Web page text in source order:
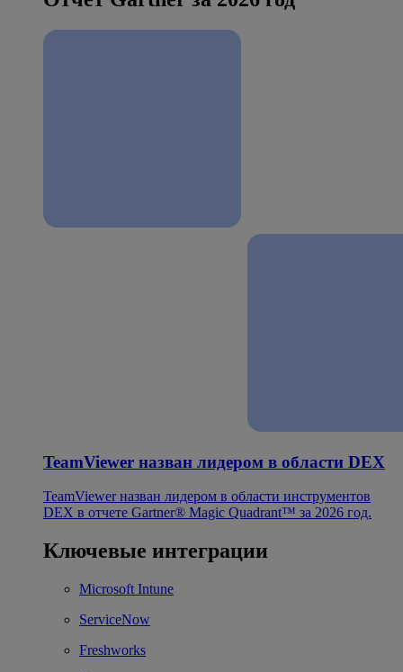
TeamViewer назван лидером в области DEX
TeamViewer назван лидером в области инструментов
DEX в отчете Gartner® Magic Quadrant™ за 2026 год.
Ключевые интеграции
Microsoft Intune
ServiceNow
Freshworks